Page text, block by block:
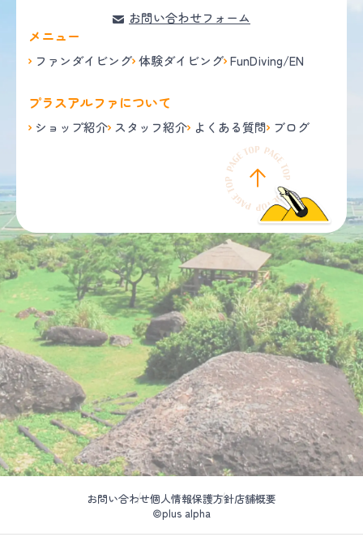
お問い合わせフォーム
メニュー
ファンダイビング 体験ダイビング FunDiving/EN
プラスアルファについて
ショップ紹介 スタッフ紹介 よくある質問 ブログ
お問い合わせ個人情報保護方針店舗概要
©plus alpha